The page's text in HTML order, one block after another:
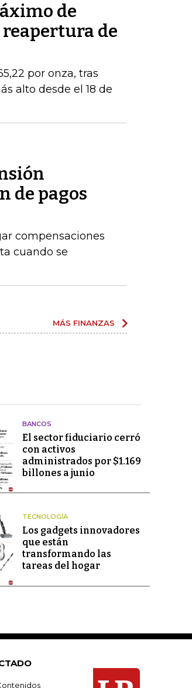
de
de
por onza, tras
alto desde el 18 de
de pagos
compensaciones
cuando se
MÁS FINANZAS
BANCOS
El sector fiduciario cerró
con activos
administrados por $1.169
billones a junio
TECNOLOGÍA
Los gadgets innovadores
que están
transformando las
tareas del hogar